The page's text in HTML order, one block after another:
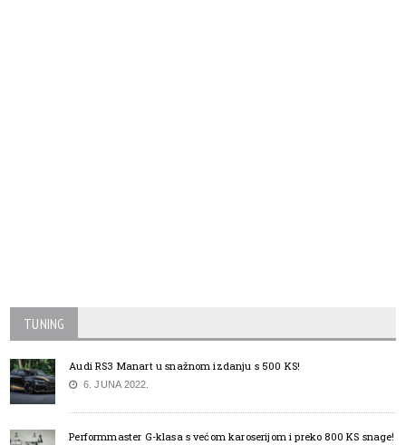
TUNING
Audi RS3 Manart u snažnom izdanju s 500 KS!
6. JUNA 2022.
Performmaster G-klasa s većom karoserijom i preko 800 KS snage!